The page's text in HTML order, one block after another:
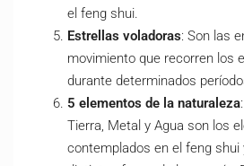
el feng shui.
Estrellas voladoras: Son las
movimiento que recorren los
durante determinados
5 elementos de la naturaleza
Tierra, Metal y Agua son los
contemplados en el feng shui